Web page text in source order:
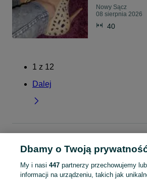
Nowy Sącz
08 sierpnia 2026
40
1 z 12
Dalej
Czółenka - Nowy Sącz
KATEGORIA
Dbamy o Twoją
My i nasi 447partnerzy przechowujemy
informacji na urządzeniu, takich jak